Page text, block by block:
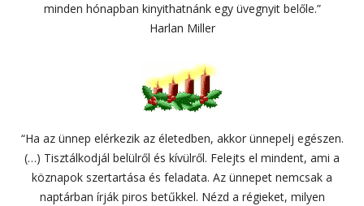
minden hónapban kinyithatnánk egy üvegnyit belőle.”
Harlan Miller
“Ha az ünnep elérkezik az életedben, akkor ünnepelj egészen.
(…) Tisztálkodjál belülről és kívülről. Felejts el mindent, ami a
köznapok szertartása és feladata. Az ünnepet nemcsak a
naptárban írják piros betűkkel. Nézd a régieket, milyen